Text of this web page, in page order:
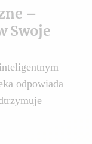
–
Swoje
odpowiada